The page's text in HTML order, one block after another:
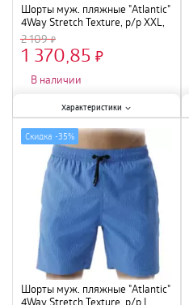
Характеристики:
Размер:XXL;
Шорты муж. пляжные "Atlantic"
4Way Stretch Texture, р/р XXL,
голубой, KMB-226
2 109
1 370,85
В наличии
Характеристики
Шорты муж. пляжные "Atlantic"
4Way Stretch Texture, р/р L,
Скидка -35%